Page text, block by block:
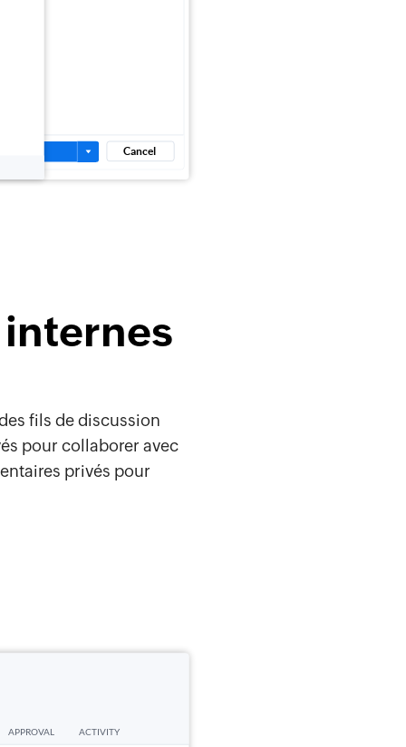
fils de discussion
pour collaborer avec
privés pour